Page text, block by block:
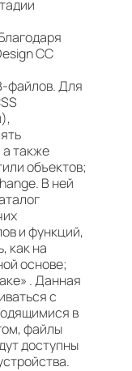
CC
файлов. Для
также
объектов;
В ней
и функций,
как на
основе;
. Данная
с
в
файлы
доступны